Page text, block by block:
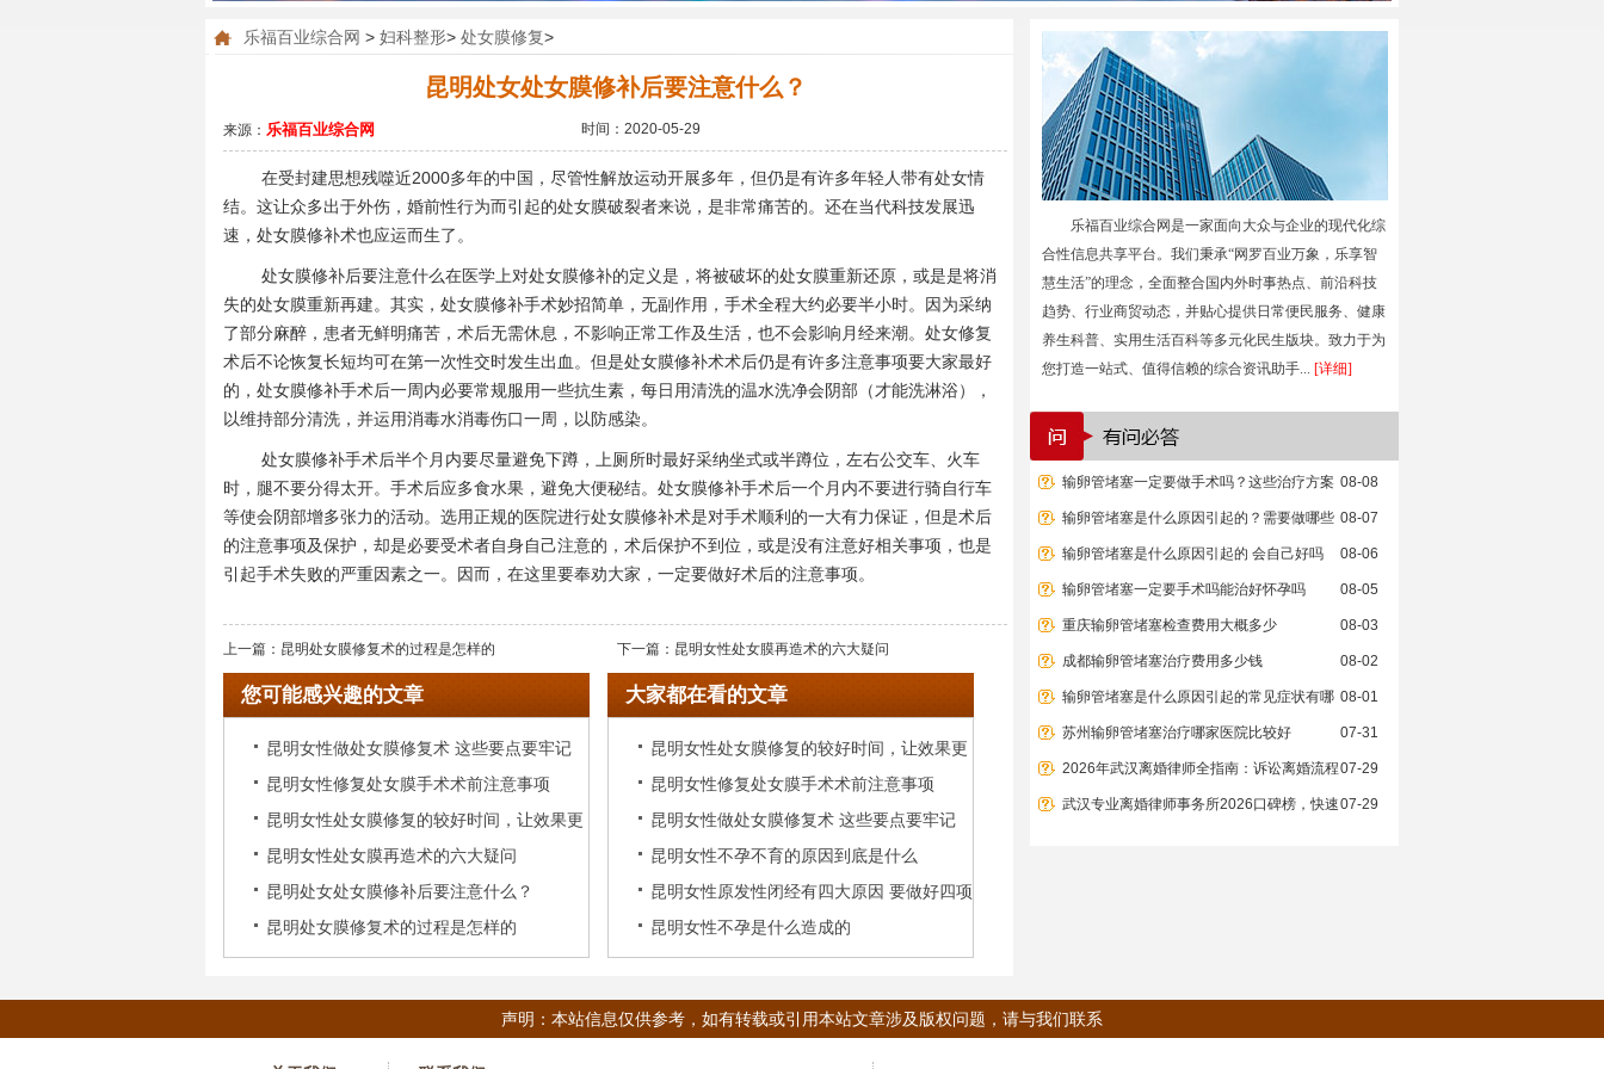
乐福百业综合网 > 妇科整形> 处女膜修复>
昆明处女处女膜修补后要注意什么？
来源： 乐福百业综合网 时间：2020-05-29
在受封建思想残噬近2000多年的中国，尽管性解放运动开展多年，但仍是有许多年轻人带有处女情
结。这让众多出于外伤，婚前性行为而引起的处女膜破裂者来说，是非常痛苦的。还在当代科技发展迅
速，处女膜修补术也应运而生了。
处女膜修补后要注意什么在医学上对处女膜修补的定义是，将被破坏的处女膜重新还原，或是是将消
失的处女膜重新再建。其实，处女膜修补手术妙招简单，无副作用，手术全程大约必要半小时。因为采纳
了部分麻醉，患者无鲜明痛苦，术后无需休息，不影响正常工作及生活，也不会影响月经来潮。处女修复
术后不论恢复长短均可在第一次性交时发生出血。但是处女膜修补术术后仍是有许多注意事项要大家最好
的，处女膜修补手术后一周内必要常规服用一些抗生素，每日用清洗的温水洗净会阴部（才能洗淋浴），
以维持部分清洗，并运用消毒水消毒伤口一周，以防感染。
处女膜修补手术后半个月内要尽量避免下蹲，上厕所时最好采纳坐式或半蹲位，左右公交车、火车
时，腿不要分得太开。手术后应多食水果，避免大便秘结。处女膜修补手术后一个月内不要进行骑自行车
等使会阴部增多张力的活动。选用正规的医院进行处女膜修补术是对手术顺利的一大有力保证，但是术后
的注意事项及保护，却是必要受术者自身自己注意的，术后保护不到位，或是没有注意好相关事项，也是
引起手术失败的严重因素之一。因而，在这里要奉劝大家，一定要做好术后的注意事项。
上一篇： 昆明处女膜修复术的过程是怎样的 下一篇： 昆明女性处女膜再造术的六大疑问
您可能感兴趣的文章 大家都在看的文章
昆明女性做处女膜修复术 这些要点要牢记
昆明女性修复处女膜手术术前注意事项
昆明女性处女膜修复的较好时间，让效果更
好
昆明女性处女膜再造术的六大疑问
昆明处女处女膜修补后要注意什么？
昆明处女膜修复术的过程是怎样的
昆明女性处女膜修复的较好时间，让效果更
好
昆明女性修复处女膜手术术前注意事项
昆明女性做处女膜修复术 这些要点要牢记
昆明女性不孕不育的原因到底是什么
昆明女性原发性闭经有四大原因 要做好四项
检查
昆明女性不孕是什么造成的
乐福百业综合网是一家面向大众与企业的现代化综
合性信息共享平台。我们秉承“网罗百业万象，乐享智
慧生活”的理念，全面整合国内外时事热点、前沿科技
趋势、行业商贸动态，并贴心提供日常便民服务、健康
养生科普、实用生活百科等多元化民生版块。致力于为
您打造一站式、值得信赖的综合资讯助手... [详细]
输卵管堵塞一定要做手术吗？这些治疗方案 08-08
输卵管堵塞是什么原因引起的？需要做哪些 08-07
输卵管堵塞是什么原因引起的 会自己好吗 08-06
输卵管堵塞一定要手术吗能治好怀孕吗 08-05
重庆输卵管堵塞检查费用大概多少 08-03
成都输卵管堵塞治疗费用多少钱 08-02
输卵管堵塞是什么原因引起的常见症状有哪 08-01
苏州输卵管堵塞治疗哪家医院比较好 07-31
2026年武汉离婚律师全指南：诉讼离婚流程07-29
武汉专业离婚律师事务所2026口碑榜，快速07-29
声明：本站信息仅供参考，如有转载或引用本站文章涉及版权问题，请与我们联系